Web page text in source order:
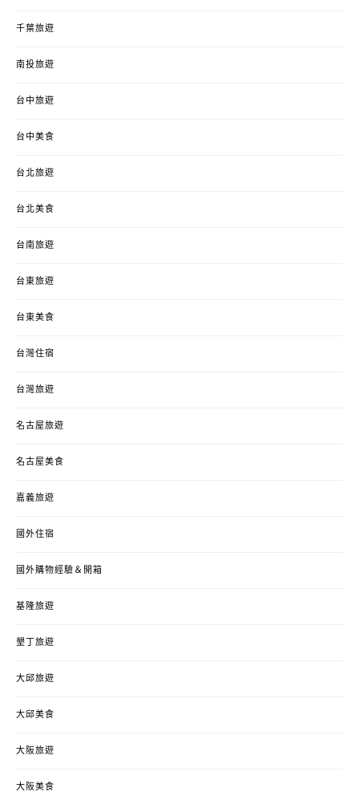
千葉旅遊
南投旅遊
台中旅遊
台中美食
台北旅遊
台北美食
台南旅遊
台東旅遊
台東美食
台灣住宿
台灣旅遊
名古屋旅遊
名古屋美食
嘉義旅遊
國外住宿
國外購物經驗＆開箱
基隆旅遊
墾丁旅遊
大邱旅遊
大邱美食
大阪旅遊
大阪美食